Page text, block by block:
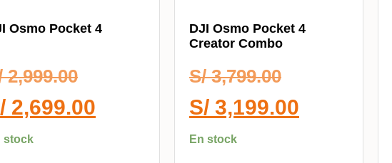
Osmo Pocket 4
2,999.00
2,699.00
stock
DJI Osmo Pocket 4
Creator Combo
S/3,799.00
S/ 3,199.00
En stock